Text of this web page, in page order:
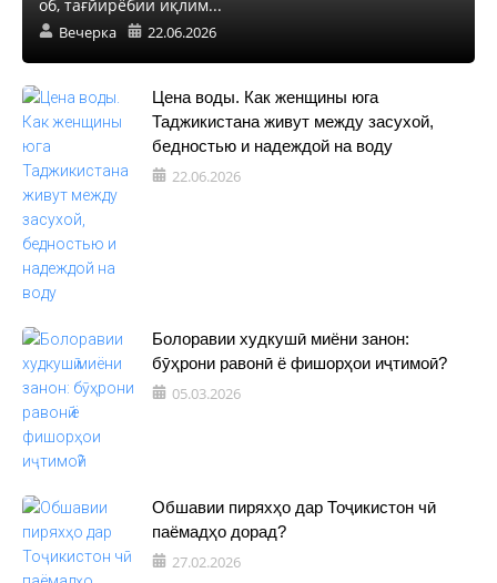
об, тағйирёбии иқлим...
Вечерка 22.06.2026
Цена воды. Как женщины юга
Таджикистана живут между засухой,
бедностью и надеждой на воду
22.06.2026
Болоравии худкушӣ миёни занон:
бӯҳрони равонӣ ё фишорҳои иҷтимоӣ?
05.03.2026
Обшавии пиряхҳо дар Тоҷикистон чӣ
паёмадҳо дорад?
27.02.2026